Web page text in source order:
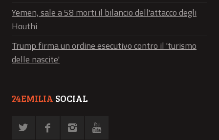
Yemen, sale a 58 morti il bilancio dell'attacco degli
Houthi
Trump firma un ordine esecutivo contro il 'turismo
delle nascite'
24EMILIA SOCIAL